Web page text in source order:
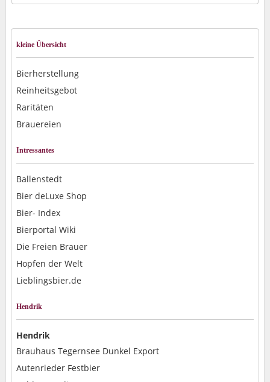
kleine Übersicht
Bierherstellung
Reinheitsgebot
Raritäten
Brauereien
Intressantes
Ballenstedt
Bier deLuxe Shop
Bier- Index
Bierportal Wiki
Die Freien Brauer
Hopfen der Welt
Lieblingsbier.de
Hendrik
Hendrik
Brauhaus Tegernsee Dunkel Export
Autenrieder Festbier